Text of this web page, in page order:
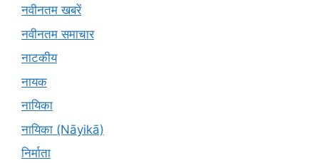
नवीनतम खबरें
नवीनतम समाचार
नाटकीय
नायक
नायिका
नायिका (Nāyikā)
निर्माता